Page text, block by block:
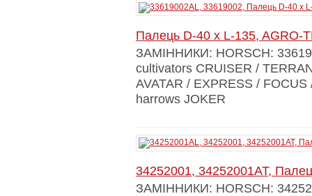
Палець D-40 x L-135, AGRO-
ЗАМІННИКИ: HORSCH:
cultivators CRUISER /
AVATAR / EXPRESS /
harrows JOKER
34252001, 34252001AT,
ЗАМІННИКИ: HORSCH: